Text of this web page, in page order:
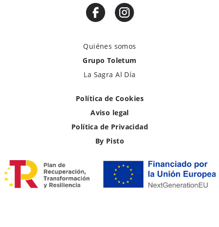
Quiénes somos
Grupo Toletum
La Sagra Al Día
Política de Cookies
Aviso legal
Política de Privacidad
By Pisto